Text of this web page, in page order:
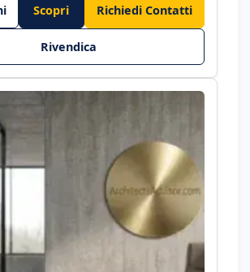
Scopri Richiedi Contatti
Rivendica